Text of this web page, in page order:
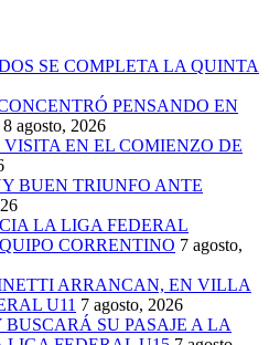
SE COMPLETA LA QUINTA
PENSANDO EN
8 agosto, 2026
EN EL COMIENZO DE
BUEN TRIUNFO ANTE
LA LIGA FEDERAL
CORRENTINO 7 agosto,
ARRANCAN, EN VILLA
U11 7 agosto, 2026
SU PASAJE A LA